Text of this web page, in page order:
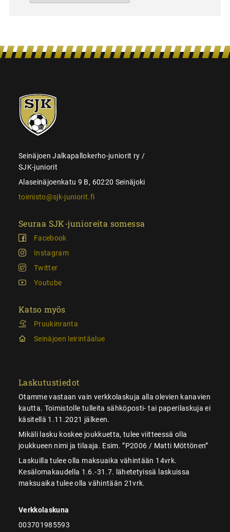
SJK-
juniorit
Seinäjoen Jalkapallokerho-juniorit ry /
SJK-juniorit
Alaseinäjoenkatu 9 B, 60220 Seinäjoki
toimisto@sjk-juniorit.fi
Seuraa SJK-junioreita somessa
Facebook
Instagram
Twitter
Youtube
Katso myös
Pruukinranta
Seinäjoen leirintäalue
Laskutustiedot
Otamme vastaan vain verkkolaskuja alla olevien kanavien
kautta. Toimistolle tulleita sähköposti- tai paperilaskuja ei
käsitellä 1.11.2021 jälkeen.
Mikäli lasku koskee joukkuetta, tulee viitteessä olla
joukkueen nimi ja tilaaja. Esim. ”P2006 / Matti Möttönen”
Laskuilla tulee olla maksuaika vähintään 14vrk.
Kesälomakaudella 1.6.-31.7. lähetetyissä laskuissa
maksuaika tulee olla vähintään 21vrk.
Verkkolaskuna
003701985593